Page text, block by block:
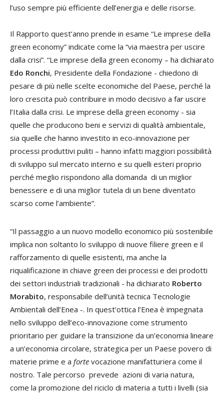
l’uso sempre più efficiente dell’energia e delle risorse.
Il Rapporto quest’anno prende in esame “Le imprese della
green economy” indicate come la “via maestra per uscire
dalla crisi”. “Le imprese della green economy – ha dichiarato
Edo Ronchi, Presidente della Fondazione - chiedono di
pesare di più nelle scelte economiche del Paese, perché la
loro crescita può contribuire in modo decisivo a far uscire
l’Italia dalla crisi. Le imprese della green economy - sia
quelle che producono beni e servizi di qualità ambientale,
sia quelle che hanno investito in eco-innovazione per
processi produttivi puliti – hanno infatti maggiori possibilità
di sviluppo sul mercato interno e su quelli esteri proprio
perché meglio rispondono alla domanda di un miglior
benessere e di una miglior tutela di un bene diventato
scarso come l’ambiente”.
“Il passaggio a un nuovo modello economico più sostenibile
implica non soltanto lo sviluppo di nuove filiere green e il
rafforzamento di quelle esistenti, ma anche la
riqualificazione in chiave green dei processi e dei prodotti
dei settori industriali tradizionali - ha dichiarato Roberto
Morabito, responsabile dell’unità tecnica Tecnologie
Ambientali dell’Enea -. In quest’ottica l’Enea è impegnata
nello sviluppo dell’eco-innovazione come strumento
prioritario per guidare la transizione da un’economia lineare
a un’economia circolare, strategica per un Paese povero di
materie prime e a forte vocazione manifatturiera come il
nostro. Tale percorso prevede azioni di varia natura,
come la promozione del riciclo di materia a tutti i livelli (sia